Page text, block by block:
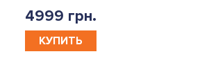
4999 грн.
КУПИТЬ